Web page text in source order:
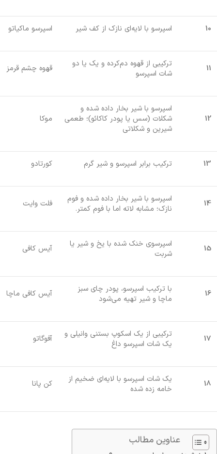
10 اسپرسو با لایه‌ای نازک از کف شیر اسپرسو ماکیاتو
11
ترکیبی از قهوه دم‌کرده و یک یا دو
شات اسپرسو
قهوه چشم قرمز
12
اسپرسو با شیر بخار داده شده و
شکلات (سس یا پودر کاکائو)؛ طعمی
شیرین و شکلاتی
موکا
13 ترکیب برابر اسپرسو و شیر گرم کورتادو
14
اسپرسو با شیر بخار داده شده و فوم
نازک؛ مشابه لاته اما با فوم کمتر.
فلت وایت
15
اسپرسوی خنک شده با یخ و شیر یا
شربت
آیس کافی
16
با ترکیب اسپرسو، پودر چای سبز
ماچا و شیر تهیه می‌شود
آیس کافی ماچا
17
ترکیبی از یک اسکوپ بستنی وانیلی و
یک شات اسپرسو داغ
آفوگاتو
18
یک شات اسپرسو با لایه‌ای ضخیم از
خامه زده شده
کن پانا
عناوین مطالب